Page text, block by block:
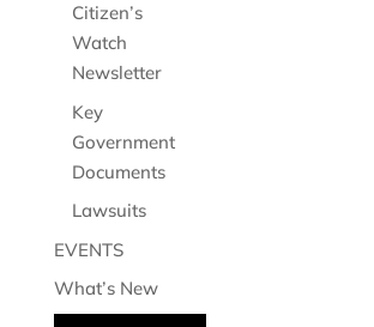
Citizen’s
Watch
Newsletter
Key
Government
Documents
Lawsuits
EVENTS
What’s New